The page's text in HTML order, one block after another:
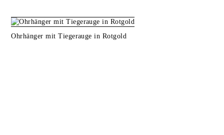
Ohrhänger mit Tiegerauge in Rotgold